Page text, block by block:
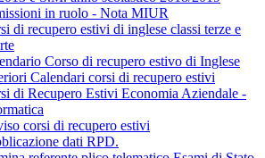
in ruolo - Nota MIUR
di recupero estivi di inglese classi terze e
Corso di recupero estivo di Inglese
Calendari corsi di recupero estivi
di Recupero Estivi Economia Aziendale -
corsi di recupero estivi
dati RPD.